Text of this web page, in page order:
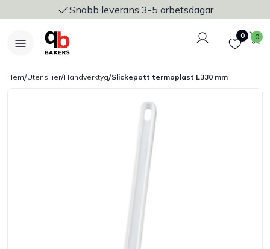
Snabb leverans 3-5 arbetsdagar
Logga in
Favoriter
0 0
Hem/Utensilier/Handverktyg/Slickepott termoplast L330 mm